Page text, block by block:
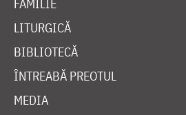
FAMILIE
LITURGICĂ
BIBLIOTECĂ
ÎNTREABĂ PREOTUL
MEDIA